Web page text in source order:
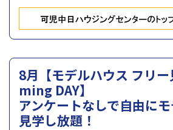
8月【モデルハウス フリ
ming DAY】
アンケートなしで自由に
見学し放題！